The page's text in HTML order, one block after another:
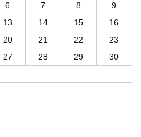
6 7 8
9
13 14 15
16
20 21 22
23
27 28 29
30